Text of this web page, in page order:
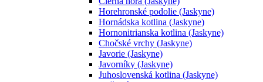
Horehronské podolie (Jaskyne)
Hornádska kotlina (Jaskyne)
Hornonitrianska kotlina (Jaskyne)
Chočské vrchy (Jaskyne)
Javorie (Jaskyne)
Javorníky (Jaskyne)
Juhoslovenská kotlina (Jaskyne)